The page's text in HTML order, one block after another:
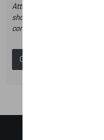
Attention, en cliquant sur le
shop et dans ce catalogue
commander des articles en
Catalogue Porsche